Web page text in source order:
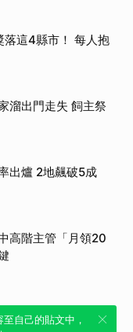
這4縣市！ 每人抱
溜出門走失 飼主祭
出爐 2地飆破5成
高階主管「月領20
透過發布貼
自己的貼文中，